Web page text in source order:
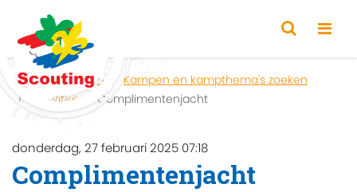
Home Zoeken
Kampen en kampthema's zoeken
Activiteit
Complimentenjacht
donderdag, 27 februari 2025 07:18
Complimentenjacht